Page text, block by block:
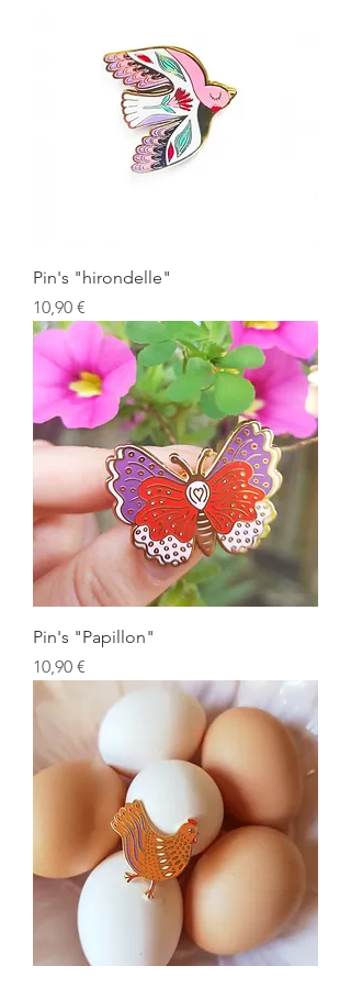
Pin's "hirondelle"
Prix
10,90 €
Pin's "Papillon"
Prix
10,90 €